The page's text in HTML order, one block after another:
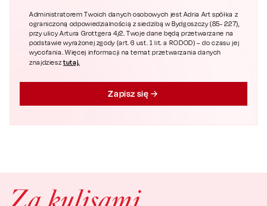
Administratorem Twoich danych osobowych jest Adria Art spółka z
ograniczoną odpowiedzialnością z siedzibą w Bydgoszczy (85- 227),
przy ulicy Artura Grottgera 4/2. Twoje dane będą przetwarzane na
podstawie wyrażonej zgody (art. 6 ust. 1 lit. a RODOD) – do czasu jej
wycofania. Więcej informacji na temat przetwarzania danych
znajdziesztutaj.
Zapisz się